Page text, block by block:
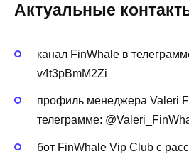
Актуальные
канал FinWhale в
v4t3pBmM2Zi
профиль менеджера Valeri
телеграмме:
бот FinWhale Vip Club с